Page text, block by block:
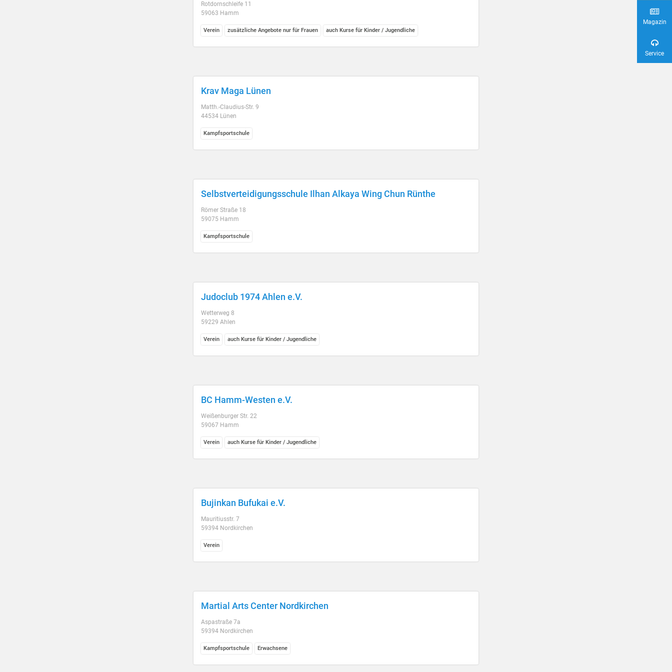
Rotdornschleife 11
59063 Hamm
Verein zusätzliche Angebote nur für Frauen auch Kurse für Kinder / Jugendliche
Krav Maga Lünen
Matth.-Claudius-Str. 9
44534 Lünen
Kampfsportschule
Selbstverteidigungsschule Ilhan Alkaya Wing Chun Rünthe
Römer Straße 18
59075 Hamm
Kampfsportschule
Judoclub 1974 Ahlen e.V.
Wetterweg 8
59229 Ahlen
Verein auch Kurse für Kinder / Jugendliche
BC Hamm-Westen e.V.
Weißenburger Str. 22
59067 Hamm
Verein auch Kurse für Kinder / Jugendliche
Bujinkan Bufukai e.V.
Mauritiusstr. 7
59394 Nordkirchen
Verein
Martial Arts Center Nordkirchen
Aspastraße 7a
59394 Nordkirchen
Kampfsportschule Erwachsene
Magazin
Service